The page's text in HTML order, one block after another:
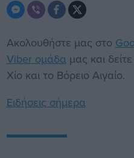
Ακολουθήστε μας στο
Viber ομάδα μας και
Χίο και το Βόρειο Αιγαίο.
Ειδήσεις σήμερα